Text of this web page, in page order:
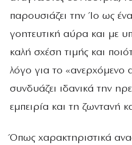
παρουσιάζει την Ίο ως
γοητευτική αύρα και με
καλή σχέση τιμής και
λόγο για το «ανερχόμενο
συνδυάζει ιδανικά την
εμπειρία και τη ζωντανή
Όπως χαρακτηριστικά